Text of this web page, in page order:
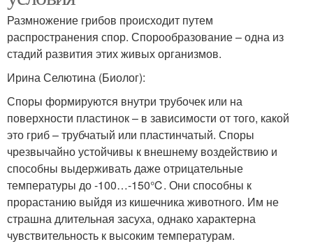
Размножение грибов происходит путем
распространения спор. Спорообразование – одна из
стадий развития этих живых организмов.
Ирина Селютина (Биолог):
Споры формируются внутри трубочек или на
поверхности пластинок – в зависимости от того, какой
это гриб – трубчатый или пластинчатый. Споры
чрезвычайно устойчивы к внешнему воздействию и
способны выдерживать даже отрицательные
температуры до -100…-150℃. Они способны к
прорастанию выйдя из кишечника животного. Им не
страшна длительная засуха, однако характерна
чувствительность к высоким температурам.